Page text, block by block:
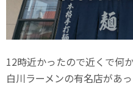
12時近かったので近くで何
白川ラーメンの有名店があ